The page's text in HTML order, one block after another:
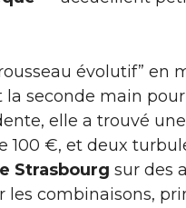
évolutif” en
seconde main
elle a trouvé
100 €, et deux
Strasbourg sur des
les combinaisons,